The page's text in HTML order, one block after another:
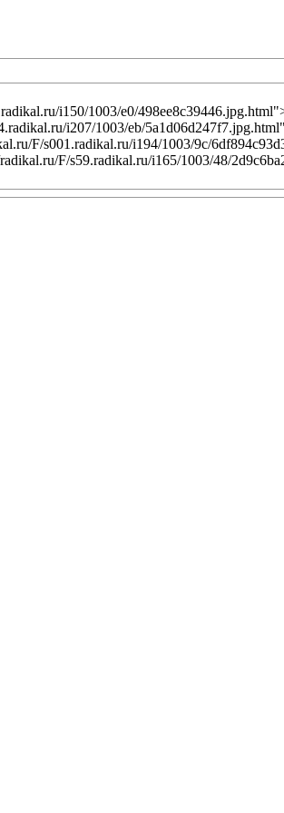
i150/1003/e0/
i207/1003/eb/
F/s001.radikal.ru/i194/1003/9c/
F/s59.radikal.ru/i165/1003/48/